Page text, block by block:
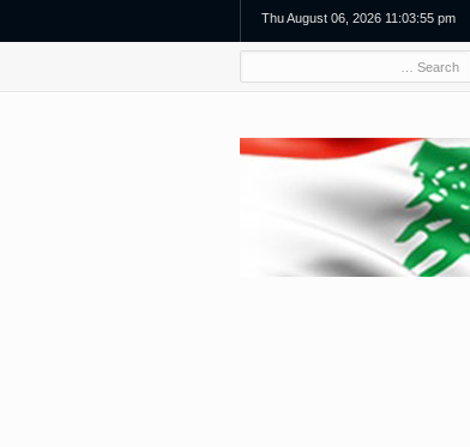
Thu August 06, 2026 11:03:55 pm